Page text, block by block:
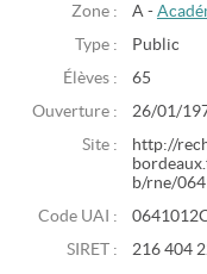
Zone : A -
Type :
Public
Élèves :
65
Ouverture :
26/01/
Site :
http://
b/rne/
Code UAI :
SIRET :
216 404